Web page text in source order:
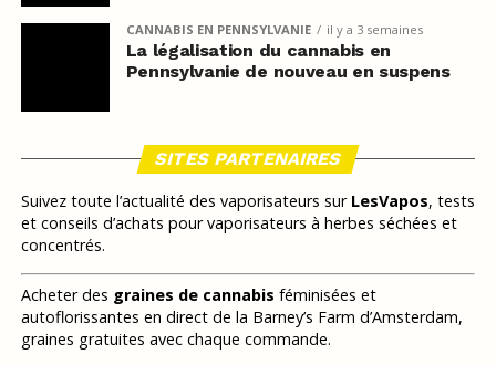
CANNABIS EN PENNSYLVANIE il y a 3 semaines
La légalisation du cannabis en
Pennsylvanie de nouveau en suspens
SITES PARTENAIRES
Suivez toute l’actualité des vaporisateurs sur LesVapos, tests
et conseils d’achats pour vaporisateurs à herbes séchées et
concentrés.
Acheter des graines de cannabis féminisées et
autoflorissantes en direct de la Barney’s Farm d’Amsterdam,
graines gratuites avec chaque commande.